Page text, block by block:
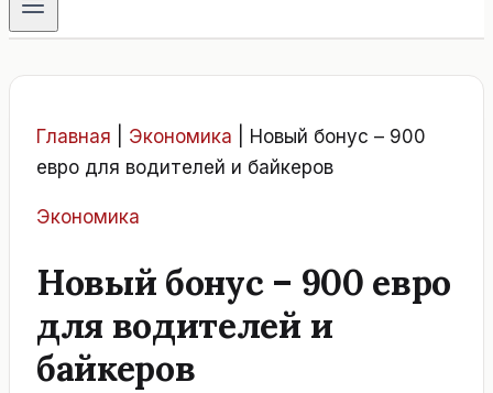
Главная Экономика
Новый бонус – 900
евро для водителей и байкеров
Экономика
Новый бонус – 900 евро
для водителей и
байкеров